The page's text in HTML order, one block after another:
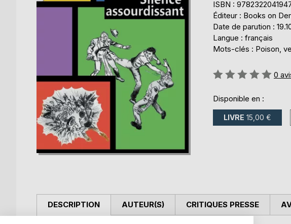
ISBN :
Éditeur : Books on
Date de parution :
Langue : français
Mots-clés : Poison,
Évaluation:
0
Disponible en :
LIVRE 15,00 €
DESCRIPTION AUTEUR(S) CRITIQUES PRESSE